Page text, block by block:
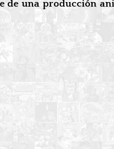
de una producción